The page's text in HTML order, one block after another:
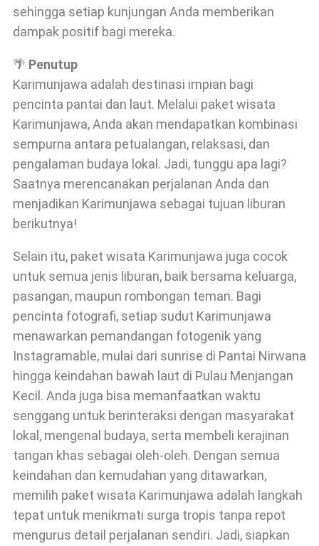
sehingga setiap kunjungan Anda memberikan
dampak positif bagi mereka.
🌴 Penutup
Karimunjawa adalah destinasi impian bagi
pencinta pantai dan laut. Melalui paket wisata
Karimunjawa, Anda akan mendapatkan kombinasi
sempurna antara petualangan, relaksasi, dan
pengalaman budaya lokal. Jadi, tunggu apa lagi?
Saatnya merencanakan perjalanan Anda dan
menjadikan Karimunjawa sebagai tujuan liburan
berikutnya!
Selain itu, paket wisata Karimunjawa juga cocok
untuk semua jenis liburan, baik bersama keluarga,
pasangan, maupun rombongan teman. Bagi
pencinta fotografi, setiap sudut Karimunjawa
menawarkan pemandangan fotogenik yang
Instagramable, mulai dari sunrise di Pantai Nirwana
hingga keindahan bawah laut di Pulau Menjangan
Kecil. Anda juga bisa memanfaatkan waktu
senggang untuk berinteraksi dengan masyarakat
lokal, mengenal budaya, serta membeli kerajinan
tangan khas sebagai oleh-oleh. Dengan semua
keindahan dan kemudahan yang ditawarkan,
memilih paket wisata Karimunjawa adalah langkah
tepat untuk menikmati surga tropis tanpa repot
mengurus detail perjalanan sendiri. Jadi, siapkan